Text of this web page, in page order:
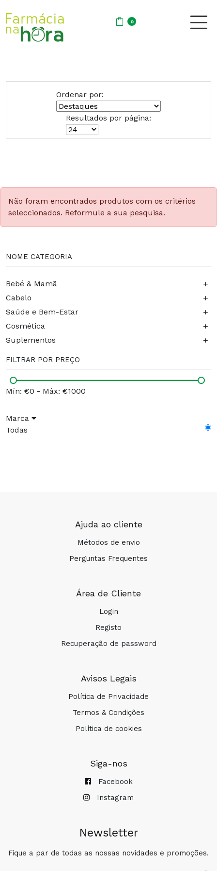
0
Ordenar por:
Resultados por página:
Não foram encontrados produtos com os critérios
seleccionados. Reformule a sua pesquisa.
NOME CATEGORIA
Bebé & Mamã +
Cabelo +
Saúde e Bem-Estar +
Cosmética +
Suplementos +
FILTRAR POR PREÇO
Mín: €0 - Máx: €1000
Marca
Todas
Ajuda ao cliente
Métodos de envio
Perguntas Frequentes
Área de Cliente
Login
Registo
Recuperação de password
Avisos Legais
Política de Privacidade
Termos & Condições
Política de cookies
Siga-nos
Facebook
Instagram
Newsletter
Fique a par de todas as nossas novidades e promoções.